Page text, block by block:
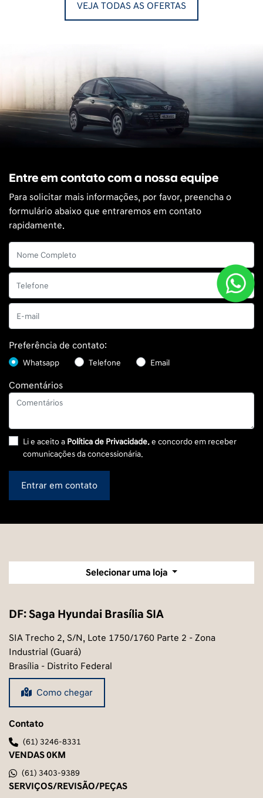
VEJA TODAS AS OFERTAS
Entre em contato com a nossa equipe
Para solicitar mais informações, por favor, preencha o
formulário abaixo que entraremos em contato
rapidamente.
Preferência de contato:
Whatsapp Telefone Email
Comentários
Li e aceito a Política de Privacidade.e concordo em receber
comunicações da concessionária.
Entrar em contato
Selecionar uma loja
DF: Saga Hyundai Brasília SIA
SIA Trecho 2, S/N, Lote 1750/1760 Parte 2 - Zona
Industrial (Guará)
Brasília - Distrito Federal
Como chegar
Contato
(61) 3246-8331
VENDAS 0KM
(61) 3403-9389
SERVIÇOS/REVISÃO/PEÇAS